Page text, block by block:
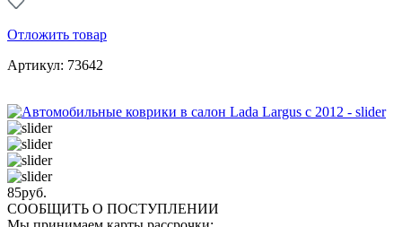
Отложить товар
Артикул: 73642
85руб.
СООБЩИТЬ О ПОСТУПЛЕНИИ